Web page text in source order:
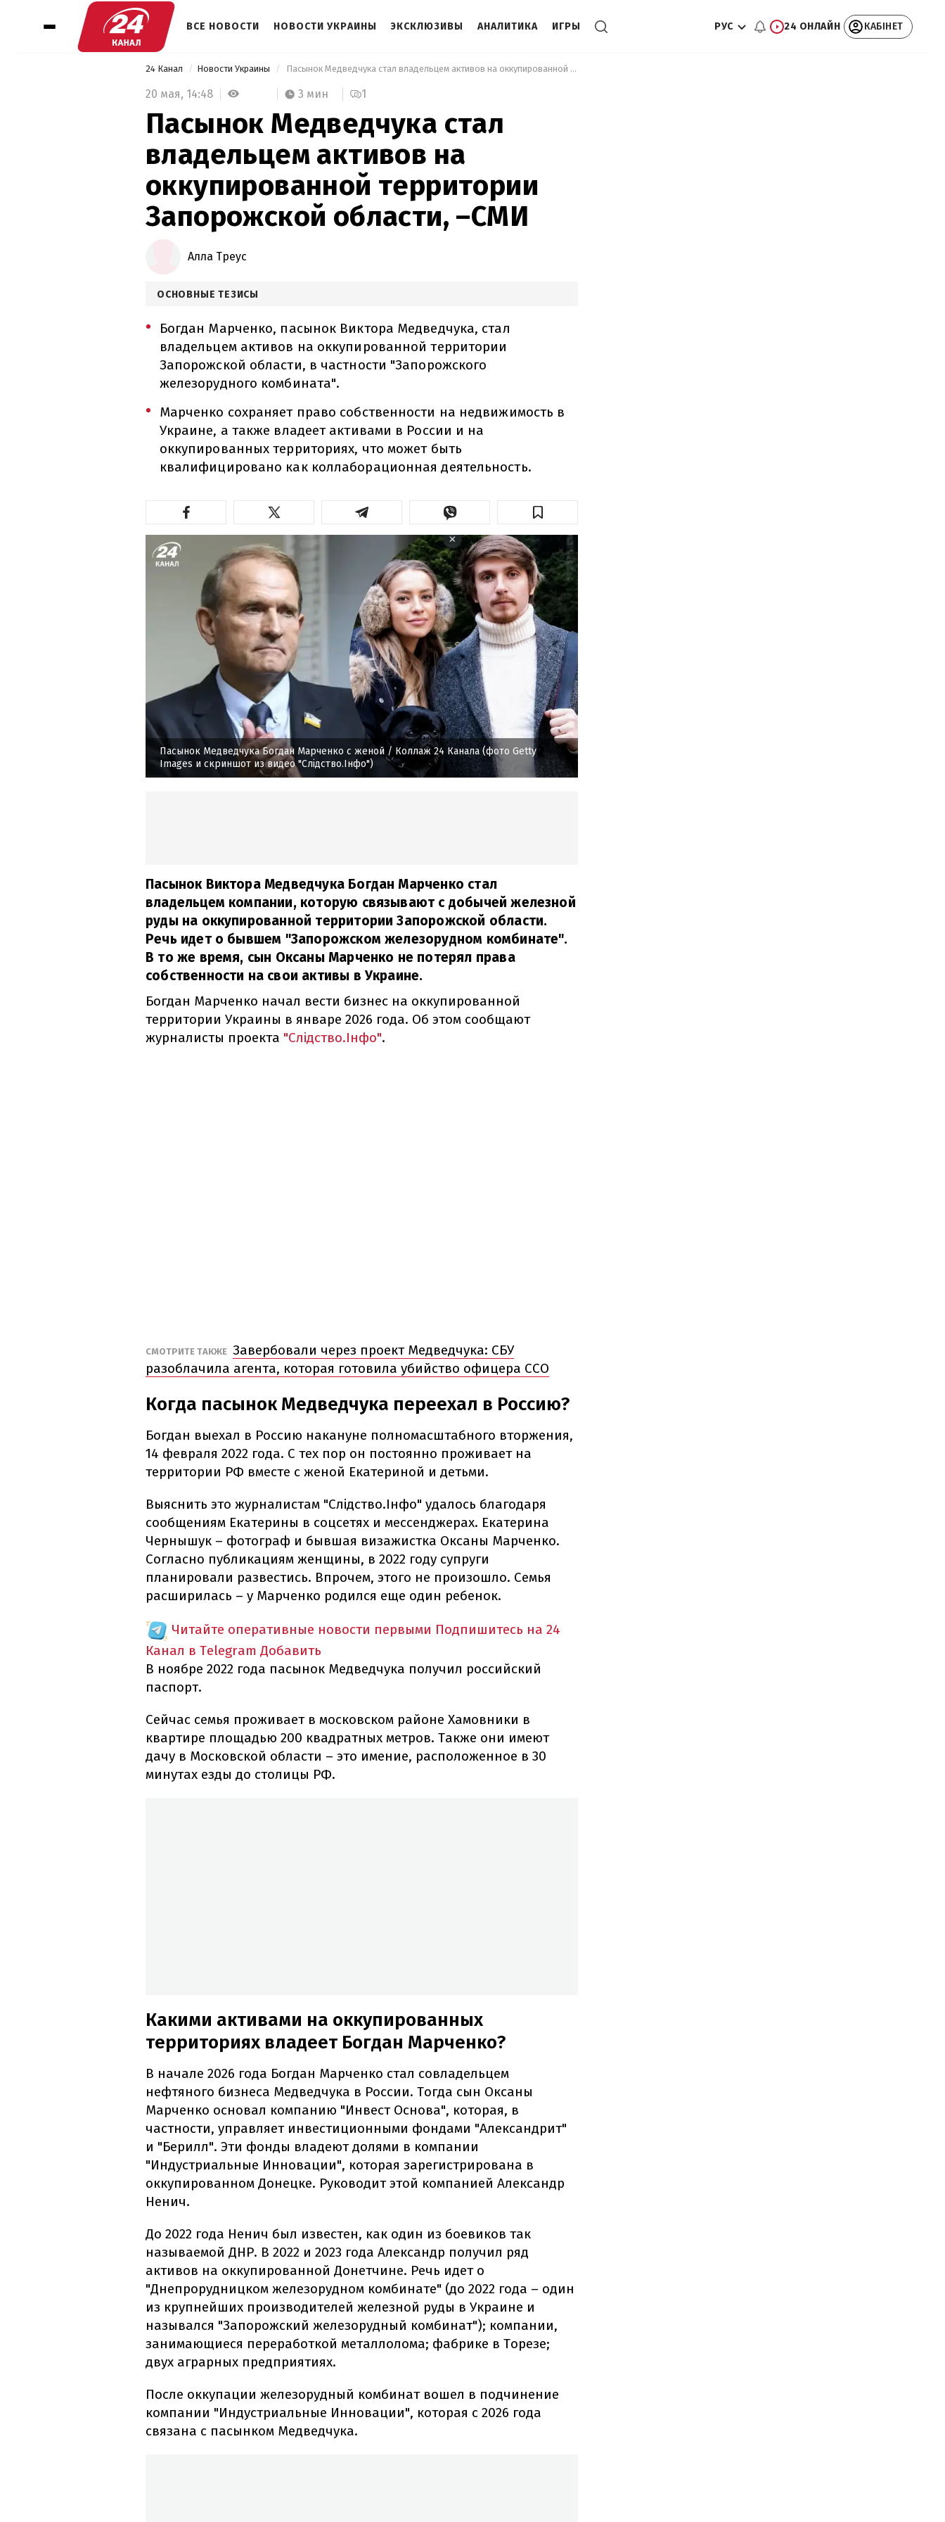
ВСЕ НОВОСТИ НОВОСТИ УКРАИНЫ ЭКСКЛЮЗИВЫ АНАЛИТИКА ИГРЫ РУС 24 ОНЛАЙН КАБІНЕТ
24 Канал Новости Украины Пасынок Медведчука стал владельцем активов на оккупированной территории Запорожской области, –СМИ
20 мая, 14:48 3 мин 1
Пасынок Медведчука стал
владельцем активов на
оккупированной территории
Запорожской области, –СМИ
Алла Треус
ОСНОВНЫЕ ТЕЗИСЫ
Богдан Марченко, пасынок Виктора Медведчука, стал
владельцем активов на оккупированной территории
Запорожской области, в частности "Запорожского
железорудного комбината".
Марченко сохраняет право собственности на недвижимость в
Украине, а также владеет активами в России и на
оккупированных территориях, что может быть
квалифицировано как коллаборационная деятельность.
Пасынок Медведчука Богдан Марченко с женой / Коллаж 24 Канала (фото Getty
Images и скриншот из видео "Слідство.Інфо")
Пасынок Виктора Медведчука Богдан Марченко стал
владельцем компании, которую связывают с добычей железной
руды на оккупированной территории Запорожской области.
Речь идет о бывшем "Запорожском железорудном комбинате".
В то же время, сын Оксаны Марченко не потерял права
собственности на свои активы в Украине.
Богдан Марченко начал вести бизнес на оккупированной
территории Украины в январе 2026 года. Об этом сообщают
журналисты проекта "Слідство.Інфо".
СМОТРИТЕ ТАКЖЕ Завербовали через проект Медведчука: СБУ
разоблачила агента, которая готовила убийство офицера ССО
Когда пасынок Медведчука переехал в Россию?
Богдан выехал в Россию накануне полномасштабного вторжения,
14 февраля 2022 года. С тех пор он постоянно проживает на
территории РФ вместе с женой Екатериной и детьми.
Выяснить это журналистам "Слідство.Інфо" удалось благодаря
сообщениям Екатерины в соцсетях и мессенджерах. Екатерина
Чернышук – фотограф и бывшая визажистка Оксаны Марченко.
Согласно публикациям женщины, в 2022 году супруги
планировали развестись. Впрочем, этого не произошло. Семья
расширилась – у Марченко родился еще один ребенок.
Читайте оперативные новости первыми Подпишитесь на 24
Канал в Telegram Добавить
В ноябре 2022 года пасынок Медведчука получил российский
паспорт.
Сейчас семья проживает в московском районе Хамовники в
квартире площадью 200 квадратных метров. Также они имеют
дачу в Московской области – это имение, расположенное в 30
минутах езды до столицы РФ.
Какими активами на оккупированных
территориях владеет Богдан Марченко?
В начале 2026 года Богдан Марченко стал совладельцем
нефтяного бизнеса Медведчука в России. Тогда сын Оксаны
Марченко основал компанию "Инвест Основа", которая, в
частности, управляет инвестиционными фондами "Александрит"
и "Берилл". Эти фонды владеют долями в компании
"Индустриальные Инновации", которая зарегистрирована в
оккупированном Донецке. Руководит этой компанией Александр
Ненич.
До 2022 года Ненич был известен, как один из боевиков так
называемой ДНР. В 2022 и 2023 года Александр получил ряд
активов на оккупированной Донетчине. Речь идет о
"Днепрорудницком железорудном комбинате" (до 2022 года – один
из крупнейших производителей железной руды в Украине и
назывался "Запорожский железорудный комбинат"); компании,
занимающиеся переработкой металлолома; фабрике в Торезе;
двух аграрных предприятиях.
После оккупации железорудный комбинат вошел в подчинение
компании "Индустриальные Инновации", которая с 2026 года
связана с пасынком Медведчука.